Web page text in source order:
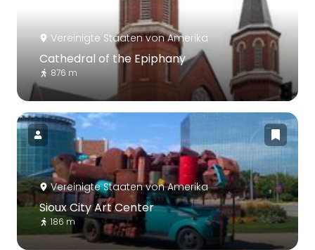
Vereinigte Staaten von Amerika
Cathedral of the Epiphany
876 m
Vereinigte Staaten von Amerika
Sioux City Art Center
186 m